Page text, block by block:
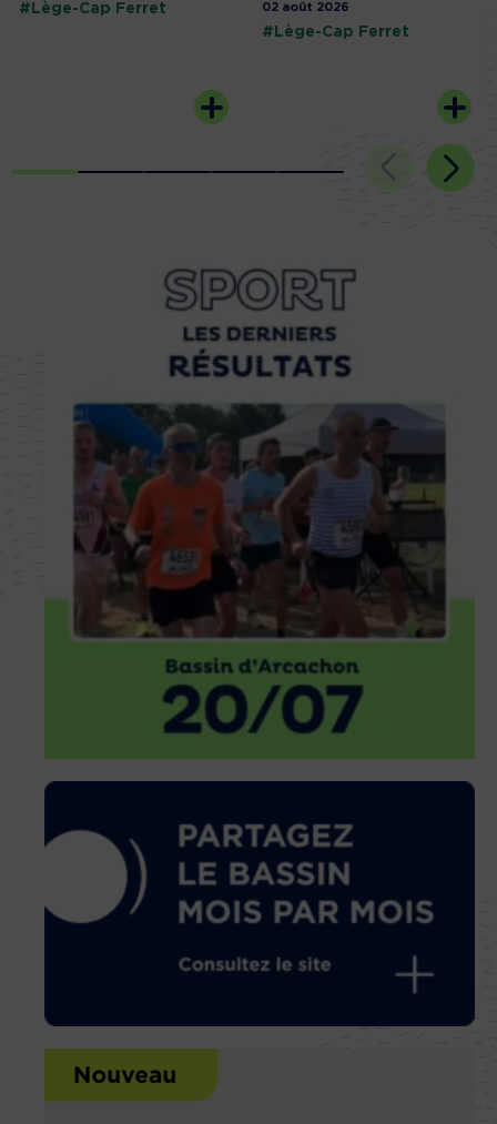
#Lège-Cap Ferret 02 août 2026
#Lège-Cap Ferret